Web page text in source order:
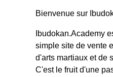
Bienvenue sur
Ibudokan.Academy
simple site de vente
d'arts martiaux et de
C'est le fruit d'une